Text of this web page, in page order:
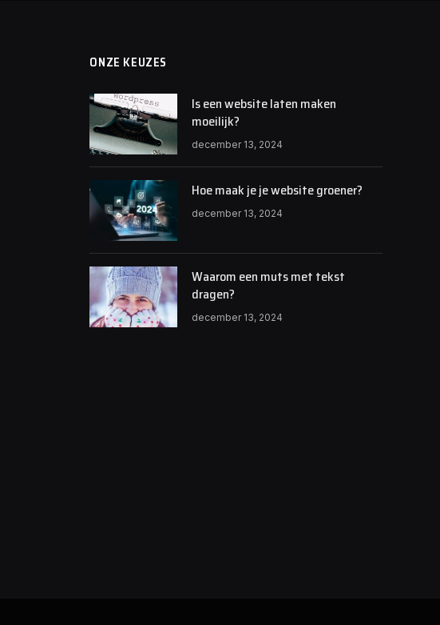
ONZE KEUZES
Is een website laten maken
moeilijk?
december 13, 2024
Hoe maak je je website groener?
december 13, 2024
Waarom een muts met tekst
dragen?
december 13, 2024